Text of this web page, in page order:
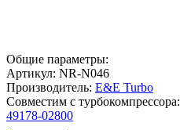
Общие параметры:
Артикул: NR-N046
Производитель: E&E Turbo
Совместим с турбокомпрессора:
49178-02800